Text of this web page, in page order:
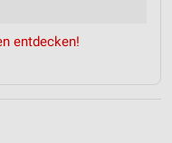
entdecken!